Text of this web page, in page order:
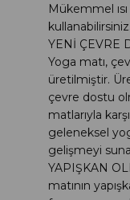
Mükemmel
kullanabilirsiniz.
YENİ ÇEVRE
Yoga matı,
üretilmiştir.
çevre dostu
matlarıyla
geleneksel
gelişmeyi
YAPIŞKAN
matının